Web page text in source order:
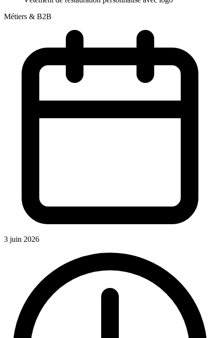
Métiers & B2B
3 juin 2026